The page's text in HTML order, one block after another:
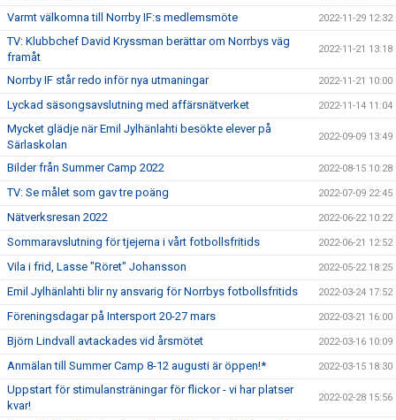
Varmt välkomna till Norrby IF:s medlemsmöte 2022-11-29 12:32
TV: Klubbchef David Kryssman berättar om Norrbys väg
framåt
2022-11-21 13:18
Norrby IF står redo inför nya utmaningar 2022-11-21 10:00
Lyckad säsongsavslutning med affärsnätverket 2022-11-14 11:04
Mycket glädje när Emil Jylhänlahti besökte elever på
Särlaskolan
2022-09-09 13:49
Bilder från Summer Camp 2022 2022-08-15 10:28
TV: Se målet som gav tre poäng 2022-07-09 22:45
Nätverksresan 2022 2022-06-22 10:22
Sommaravslutning för tjejerna i vårt fotbollsfritids 2022-06-21 12:52
Vila i frid, Lasse "Röret" Johansson 2022-05-22 18:25
Emil Jylhänlahti blir ny ansvarig för Norrbys fotbollsfritids 2022-03-24 17:52
Föreningsdagar på Intersport 20-27 mars 2022-03-21 16:00
Björn Lindvall avtackades vid årsmötet 2022-03-16 10:09
Anmälan till Summer Camp 8-12 augusti är öppen!* 2022-03-15 18:30
Uppstart för stimulansträningar för flickor - vi har platser
kvar!
2022-02-28 15:56